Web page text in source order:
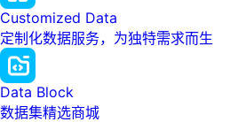
Customized Data
定制化数据服务，为独特需求而生
Data Block
数据集精选商城